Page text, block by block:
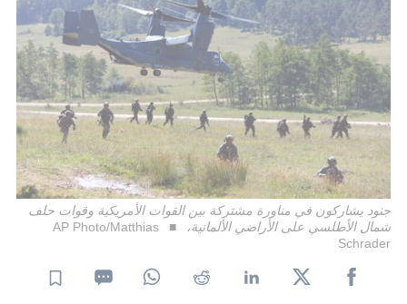
جنود يشاركون في مناورة مشتركة بين القوات الأمريكية وقوات حلف
شمال الأطلسي على الأراضي الألمانية،
AP Photo/Matthias
Schrader